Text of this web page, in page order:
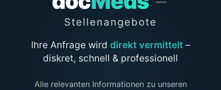
Stellenangebote
Ihre Anfrage wird direkt vermittelt –
diskret, schnell & professionell
Alle relevanten Informationen zu unseren